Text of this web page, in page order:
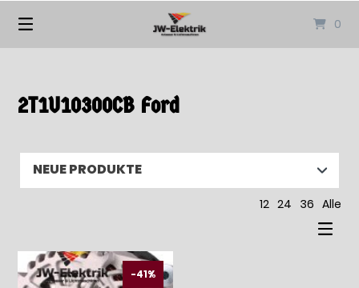
0
2T1U10300CB Ford
12 24 36 Alle
-41%